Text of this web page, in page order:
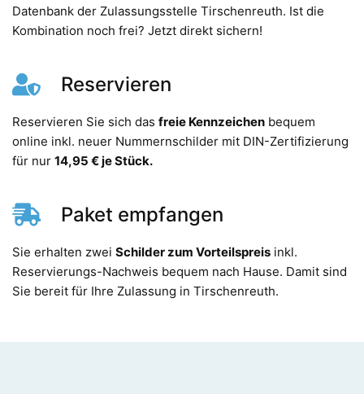
Datenbank der Zulassungsstelle Tirschenreuth. Ist die
Kombination noch frei? Jetzt direkt sichern!
Reservieren
Reservieren Sie sich das freie Kennzeichen bequem
online inkl. neuer Nummernschilder mit DIN-Zertifizierung
für nur 14,95 € je Stück.
Paket empfangen
Sie erhalten zwei Schilder zum Vorteilspreis inkl.
Reservierungs-Nachweis bequem nach Hause. Damit sind
Sie bereit für Ihre Zulassung in Tirschenreuth.